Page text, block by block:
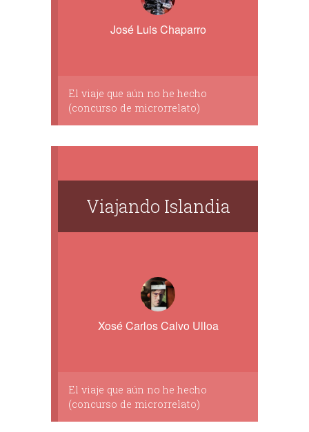
José Luis Chaparro
El viaje que aún no he hecho
(concurso de microrrelato)
Viajando Islandia
Xosé Carlos Calvo Ulloa
El viaje que aún no he hecho
(concurso de microrrelato)